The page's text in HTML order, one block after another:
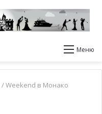
Меню
/Weekend в Монако